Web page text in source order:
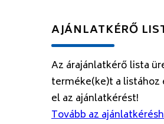
AJÁNLATKÉRŐ
Az árajánlatkérő lista
terméke(ke)t a listához
el az ajánlatkérést!
Tovább az